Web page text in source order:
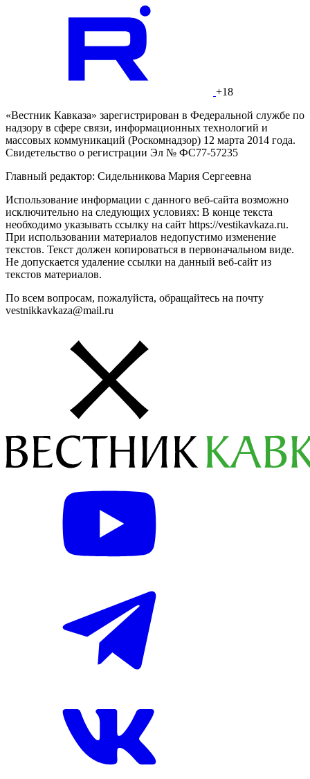
+18
«Вестник Кавказа» зарегистрирован в Федеральной службе по
надзору в сфере связи, информационных технологий и
массовых коммуникаций (Роскомнадзор) 12 марта 2014 года.
Свидетельство о регистрации Эл № ФС77-57235
Главный редактор: Сидельникова Мария Сергеевна
Использование информации с данного веб-сайта возможно
исключительно на следующих условиях: В конце текста
необходимо указывать ссылку на сайт https://vestikavkaza.ru.
При использовании материалов недопустимо изменение
текстов. Текст должен копироваться в первоначальном виде.
Не допускается удаление ссылки на данный веб-сайт из
текстов материалов.
По всем вопросам, пожалуйста, обращайтесь на почту
vestnikkavkaza@mail.ru